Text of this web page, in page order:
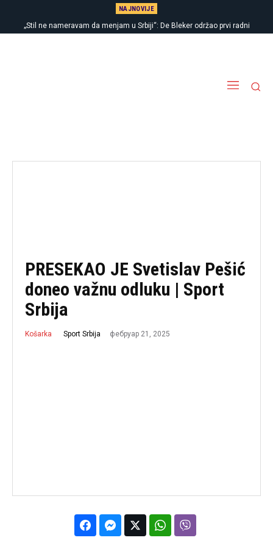
NAJNOVIJE
„Stil ne nameravam da menjam u Srbiji“: De Bleker održao prvi radni
sastanak sa sudijama
PRESEKAO JE Svetislav Pešić
doneo važnu odluku | Sport
Srbija
Košarka Sport Srbija фебруар 21, 2025